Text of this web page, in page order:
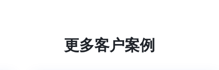
更多客户案例